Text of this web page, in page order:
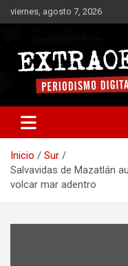
Saltar
al
viernes, agosto 7, 2026
Extraoficial
Inicio
Sur
Salvavidas de Mazatlán
volcar mar adentro